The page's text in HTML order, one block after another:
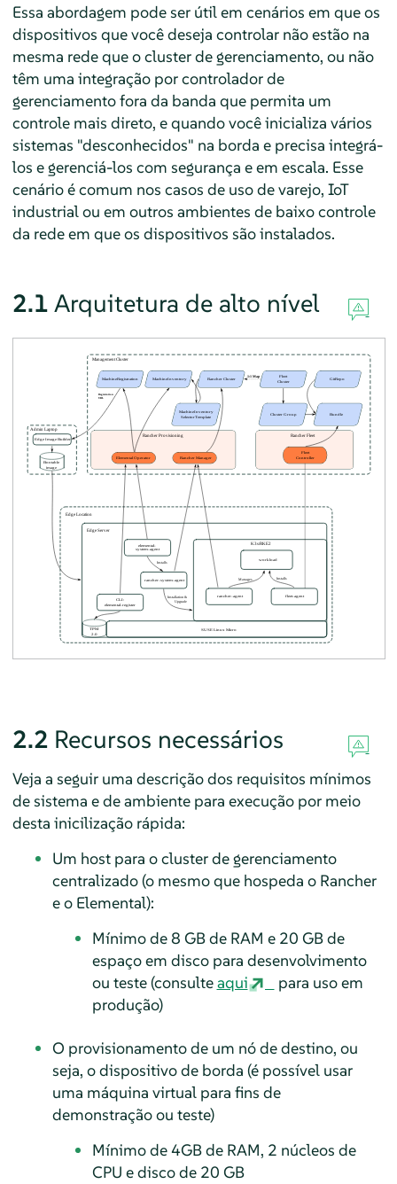
Essa abordagem pode ser útil em cenários em que os
dispositivos que você deseja controlar não estão na
mesma rede que o cluster de gerenciamento, ou não
têm uma integração por controlador de
gerenciamento fora da banda que permita um
controle mais direto, e quando você inicializa vários
sistemas "desconhecidos" na borda e precisa integrá-
los e gerenciá-los com segurança e em escala. Esse
cenário é comum nos casos de uso de varejo, IoT
industrial ou em outros ambientes de baixo controle
da rede em que os dispositivos são instalados.
2.1 Arquitetura de alto nível
2.2 Recursos necessários
Veja a seguir uma descrição dos requisitos mínimos
de sistema e de ambiente para execução por meio
desta inicilização rápida:
Um host para o cluster de gerenciamento
centralizado (o mesmo que hospeda o Rancher
e o Elemental):
Mínimo de 8 GB de RAM e 20 GB de
espaço em disco para desenvolvimento
ou teste (consulteaqui
para uso em
produção)
O provisionamento de um nó de destino, ou
seja, o dispositivo de borda (é possível usar
uma máquina virtual para fins de
demonstração ou teste)
Mínimo de 4GB de RAM, 2 núcleos de
CPU e disco de 20 GB